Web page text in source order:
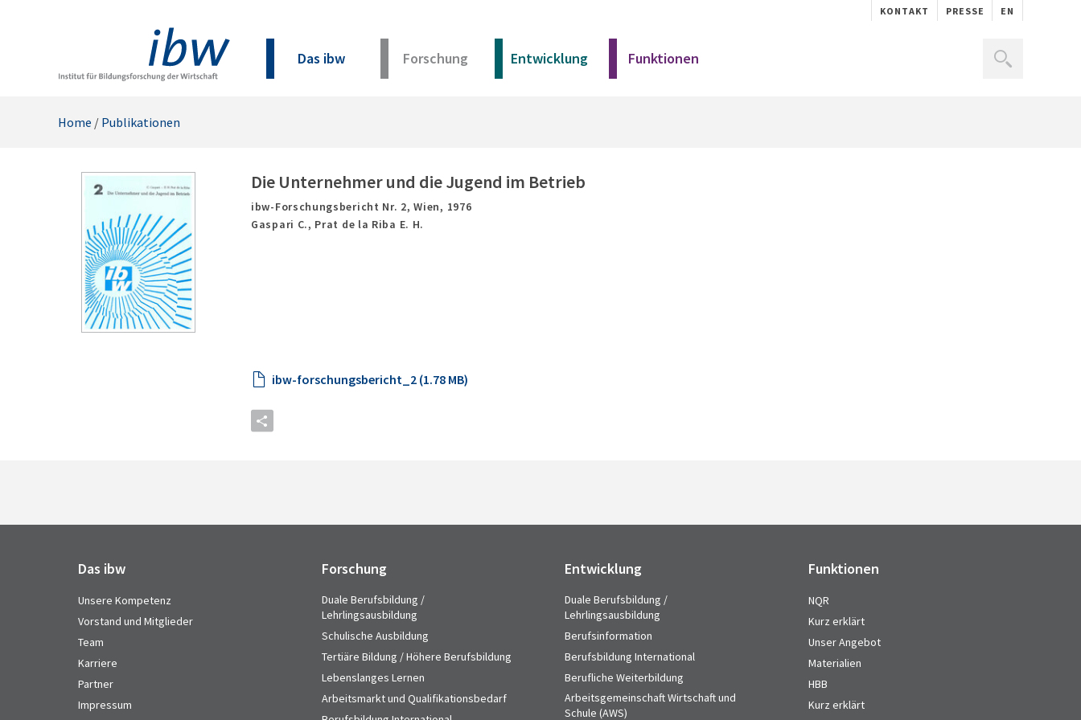
KONTAKT PRESSE EN
Das ibw Forschung Entwicklung Funktionen
Home / Publikationen
Die Unternehmer und die Jugend im Betrieb
ibw-Forschungsbericht Nr. 2,Wien, 1976
Gaspari C., Prat de la Riba E. H.
ibw-forschungsbericht_2 (1.78 MB)
Das ibw
Unsere Kompetenz
Vorstand und Mitglieder
Team
Karriere
Partner
Impressum
Forschung
Duale Berufsbildung /
Lehrlingsausbildung
Schulische Ausbildung
Tertiäre Bildung / Höhere Berufsbildung
Lebenslanges Lernen
Arbeitsmarkt und Qualifikationsbedarf
Entwicklung
Duale Berufsbildung /
Lehrlingsausbildung
Berufsinformation
Berufsbildung International
Berufliche Weiterbildung
Arbeitsgemeinschaft Wirtschaft und
Schule (AWS)
Funktionen
NQR
Kurz erklärt
Unser Angebot
Materialien
HBB
Kurz erklärt